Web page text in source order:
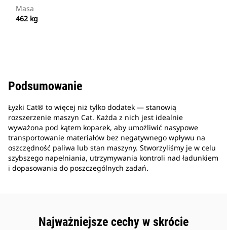
Masa
462 kg
Podsumowanie
Łyżki Cat® to więcej niż tylko dodatek — stanowią
rozszerzenie maszyn Cat. Każda z nich jest idealnie
wyważona pod kątem koparek, aby umożliwić nasypowe
transportowanie materiałów bez negatywnego wpływu na
oszczędność paliwa lub stan maszyny. Stworzyliśmy je w celu
szybszego napełniania, utrzymywania kontroli nad ładunkiem
i dopasowania do poszczególnych zadań.
Najważniejsze cechy w skrócie